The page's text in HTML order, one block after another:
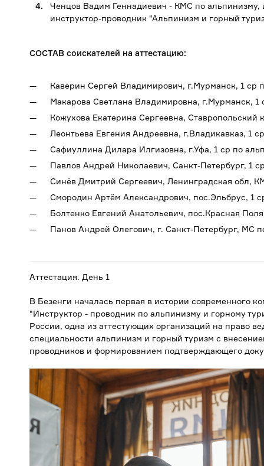
Ченцов Вадим Геннадиевич - КМС по альпинизму,
инструктор-проводник "Альпинизм и горный
СОСТАВ соискателей на аттестацию:
Каверин Сергей Владимирович, г.Мурманск, 1 ср
Макарова Светлана Владимировна, г.Мурманск, 1
Кожухова Екатерина Сергеевна, Ставропольский
Леонтьева Евгения Андреевна, г.Владикавказ, 1
Сафиуллина Дилара Илгизовна, г.Уфа, 1 ср по
Павлов Андрей Николаевич, Санкт-Петербург, 1
Синёв Дмитрий Сергеевич, Ленинградская обл,
Смородин Артём Александрович, пос.Эльбрус, 1
Болтенко Евгений Анатольевич, пос.Красная
Панов Андрей Олегович, г. Санкт-Петербург, МС
Аттестация. День 1
В Безенги началась первая в истории современного
"Инструктор - проводник по альпинизму и горному
России, одна из аттестующих организаций на право
специальности альпинизм и горный туризм с
проводников и формированием подтверждающего